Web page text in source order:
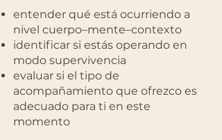
entender qué está ocurriendo a
nivel cuerpo–mente–contexto
identificar si estás operando en
modo supervivencia
evaluar si el tipo de
acompañamiento que ofrezco es
adecuado para ti en este
momento